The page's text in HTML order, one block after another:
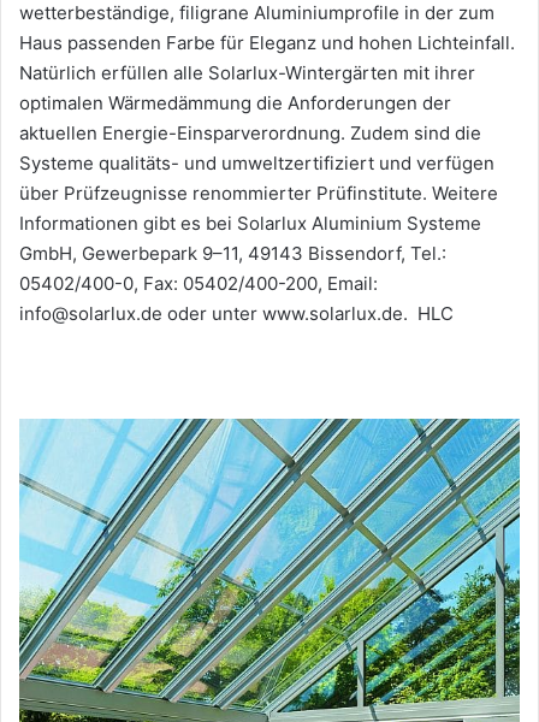
wetterbeständige, filigrane Aluminiumprofile in der zum
Haus passenden Farbe für Eleganz und hohen Lichteinfall.
Natürlich erfüllen alle Solarlux-Wintergärten mit ihrer
optimalen Wärmedämmung die Anforderungen der
aktuellen Energie-Einsparverordnung. Zudem sind die
Systeme qualitäts- und umweltzertifiziert und verfügen
über Prüfzeugnisse renommierter Prüfinstitute. Weitere
Informationen gibt es bei Solarlux Aluminium Systeme
GmbH, Gewerbepark 9–11, 49143 Bissendorf, Tel.:
05402/400-0, Fax: 05402/400-200, Email:
info@solarlux.de oder unter www.solarlux.de. HLC